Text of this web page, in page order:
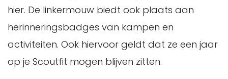
hier. De linkermouw biedt ook plaats aan
herinneringsbadges van kampen en
activiteiten. Ook hiervoor geldt dat ze een jaar
op je Scoutfit mogen blijven zitten.